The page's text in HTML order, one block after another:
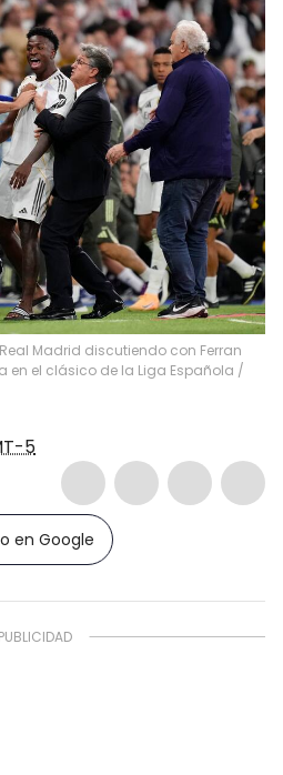
Madrid discutiendo con Ferran
en el clásico de la Liga Española /
5
en Google